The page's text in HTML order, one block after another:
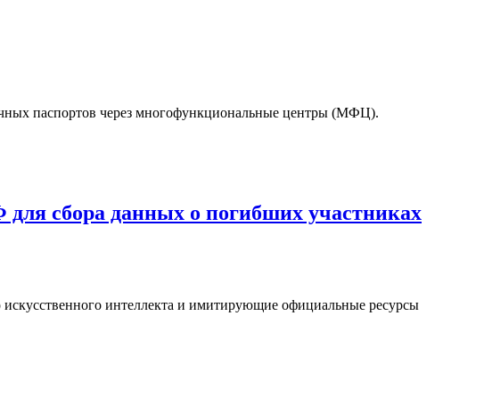
паспортов через многофункциональные центры (МФЦ).
сбора данных о погибших участниках
интеллекта и имитирующие официальные ресурсы